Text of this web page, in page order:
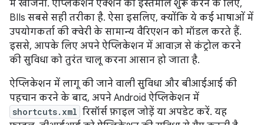
में खोजना. ऐप्लिकेशन ऐक्शन का इस्तेमाल शुरू करने के लिए,
BIIs सबसे सही तरीका है. ऐसा इसलिए, क्योंकि ये कई भाषाओं में
उपयोगकर्ता की क्वेरी के सामान्य वैरिएशन को मॉडल करते हैं.
इससे, आपके लिए अपने ऐप्लिकेशन में आवाज़ से कंट्रोल करने
की सुविधा को तुरंत चालू करना आसान हो जाता है.
ऐप्लिकेशन में लागू की जाने वाली सुविधा और बीआईआई की
पहचान करने के बाद, अपने Android ऐप्लिकेशन में
shortcuts.xml रिसॉर्स फ़ाइल जोड़ें या अपडेट करें. यह